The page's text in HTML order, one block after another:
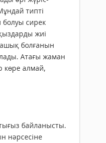
типті
болуы сирек
жиі
болғанын
Атағы жаман
көре алмай,
байланысты.
нәрсесіне